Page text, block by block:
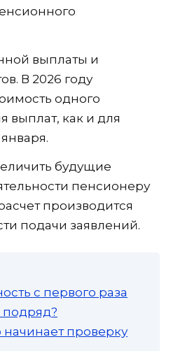
выплаты и
В 2026 году
одного
выплат, как и для
будущие
пенсионеру
производится
подачи заявлений.
с первого раза
подряд?
проверку